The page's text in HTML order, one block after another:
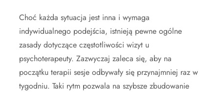
Choć każda sytuacja jest inna i wymaga
indywidualnego podejścia, istnieją pewne ogólne
zasady dotyczące częstotliwości wizyt u
psychoterapeuty. Zazwyczaj zaleca się, aby na
początku terapii sesje odbywały się przynajmniej raz w
tygodniu. Taki rytm pozwala na szybsze zbudowanie